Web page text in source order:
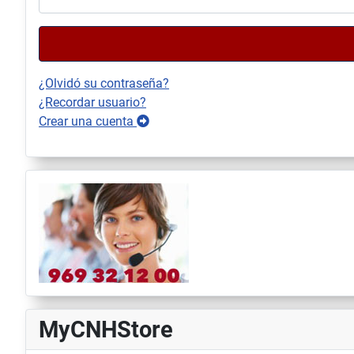
¿Olvidó su contraseña?
¿Recordar usuario?
Crear una cuenta
MyCNHStore